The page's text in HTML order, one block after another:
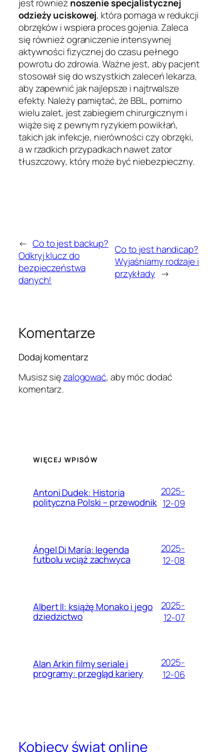
jest również noszenie specjalistycznej
odzieży uciskowej, która pomaga w redukcji
obrzęków i wspiera proces gojenia. Zaleca
się również ograniczenie intensywnej
aktywności fizycznej do czasu pełnego
powrotu do zdrowia. Ważne jest, aby pacjent
stosował się do wszystkich zaleceń lekarza,
aby zapewnić jak najlepsze i najtrwalsze
efekty. Należy pamiętać, że BBL, pomimo
wielu zalet, jest zabiegiem chirurgicznym i
wiąże się z pewnym ryzykiem powikłań,
takich jak infekcje, nierówności czy obrzęki,
a w rzadkich przypadkach nawet zator
tłuszczowy, który może być niebezpieczny.
← Co to jest backup?
Odkryj klucz do
bezpieczeństwa
danych!
Co to jest handicap?
Wyjaśniamy rodzaje i
przykłady →
Komentarze
Dodaj komentarz
Musisz sięzalogować, aby móc dodać
komentarz.
WIĘCEJ WPISÓW
Antoni Dudek: Historia
polityczna Polski – przewodnik
2025-
12-09
Ángel Di María: legenda
futbolu wciąż zachwyca
2025-
12-08
Albert II: książę Monako i jego
dziedzictwo
2025-
12-07
Alan Arkin filmy seriale i
programy: przegląd kariery
2025-
12-06
Kobiecy świat online